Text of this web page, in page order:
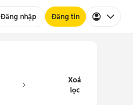
Đăng nhập Đăng tin
Xoá
lọc